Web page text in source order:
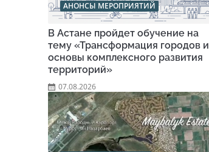
АНОНСЫ МЕРОПРИЯТИЙ
В Астане пройдет обучение на
тему «Трансформация городов и
основы комплексного развития
территорий»
07.08.2026